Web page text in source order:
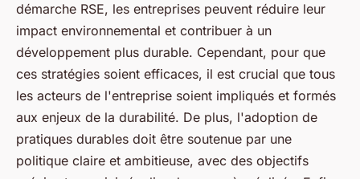
démarche RSE, les entreprises peuvent réduire leur
impact environnemental et contribuer à un
développement plus durable. Cependant, pour que
ces stratégies soient efficaces, il est crucial que tous
les acteurs de l'entreprise soient impliqués et formés
aux enjeux de la durabilité. De plus, l'adoption de
pratiques durables doit être soutenue par une
politique claire et ambitieuse, avec des objectifs